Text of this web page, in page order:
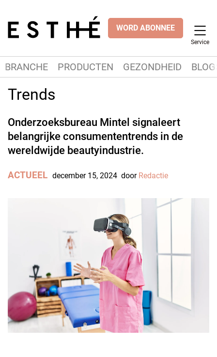
WORD ABONNEE
Service
BRANCHE PRODUCTEN GEZONDHEID
Trends
Onderzoeksbureau Mintel signaleert
belangrijke consumententrends in de
wereldwijde beautyindustrie.
ACTUEEL december 15, 2024 door Redactie